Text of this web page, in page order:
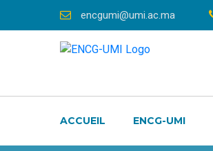
encgumi@umi.ac.ma
ACCUEIL ENCG-UMI